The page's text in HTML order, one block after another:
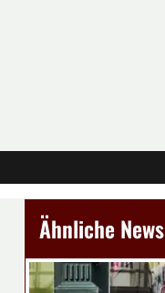
Ähnliche News